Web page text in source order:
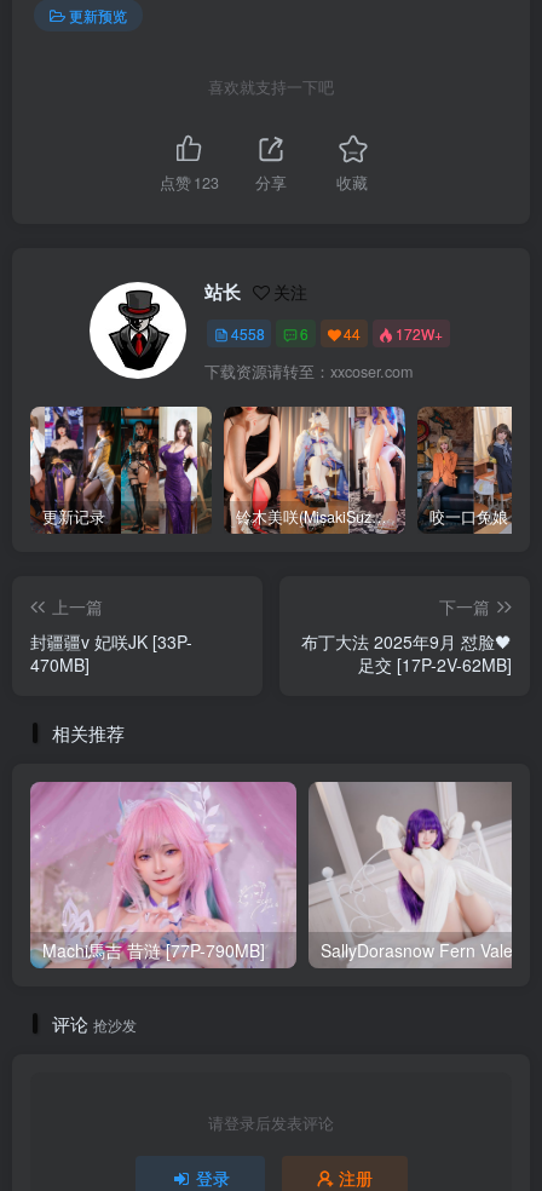
更新预览
喜欢就支持一下吧
点赞123 分享 收藏
站长 关注
4558 6 44 172W+
下载资源请转至：xxcoser.com
更新记录 铃木美咲(MisakiSuzuki) 合集下载 咬一口兔娘 合
上一篇
封疆疆v 妃咲JK [33P-
470MB]
下一篇
布丁大法 2025年9月 怼脸🖤
足交 [17P-2V-62MB]
相关推荐
Machi馬吉 昔涟 [77P-790MB]
评论 抢沙发
请登录后发表评论
登录 注册